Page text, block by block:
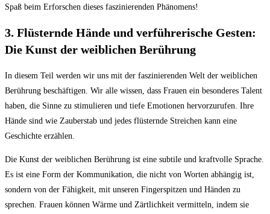
Spaß beim Erforschen dieses faszinierenden Phänomens!
3. Flüsternde Hände und verführerische Gesten:
Die Kunst der weiblichen Berührung
In diesem Teil werden wir uns mit der faszinierenden Welt der weiblichen
Berührung beschäftigen. Wir alle wissen, dass Frauen ein besonderes Talent
haben, die Sinne zu stimulieren und tiefe Emotionen hervorzurufen. Ihre
Hände sind wie Zauberstab und jedes flüsternde Streichen kann eine
Geschichte erzählen.
Die Kunst der weiblichen Berührung ist eine subtile und kraftvolle Sprache.
Es ist eine Form der Kommunikation, die nicht von Worten abhängig ist,
sondern von der Fähigkeit, mit unseren Fingerspitzen und Händen zu
sprechen. Frauen können Wärme und Zärtlichkeit vermitteln, indem sie